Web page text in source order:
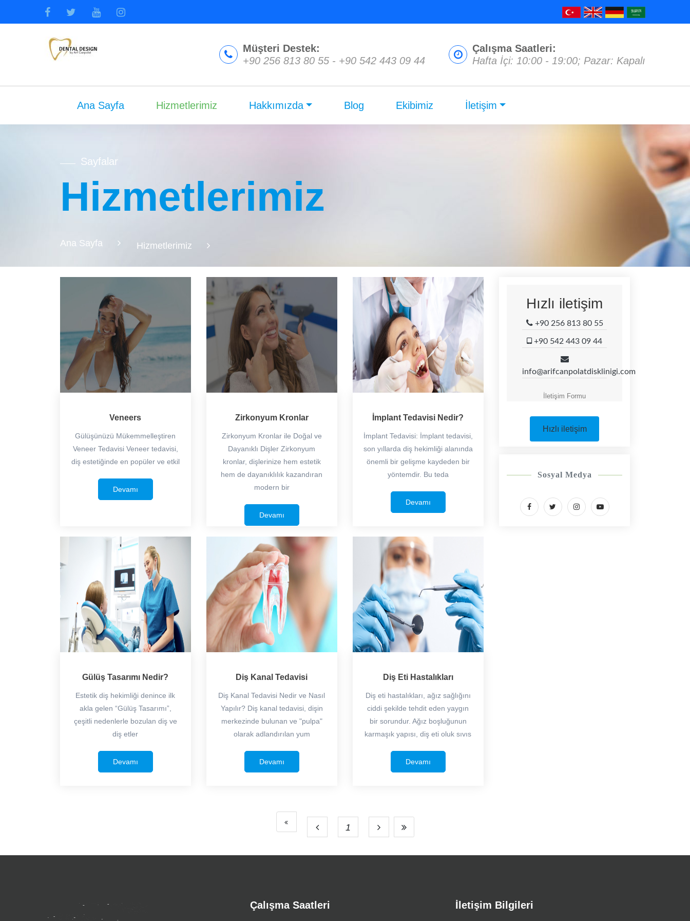
Müşteri Destek:
+90 256 813 80 55 - +90 542 443 09 44
Çalışma Saatleri:
Hafta İçi: 10:00 - 19:00; Pazar: Kapalı
Ana Sayfa Hizmetlerimiz Hakkımızda Blog Ekibimiz İletişim
Sayfalar
Hizmetlerimiz
Ana Sayfa Hizmetlerimiz
Veneers
Gülüşünüzü Mükemmelleştiren
Veneer Tedavisi Veneer tedavisi,
diş estetiğinde en popüler ve etkil
Devamı
Zirkonyum Kronlar
Zirkonyum Kronlar ile Doğal ve
Dayanıklı Dişler Zirkonyum
kronlar, dişlerinize hem estetik
hem de dayanıklılık kazandıran
modern bir
Devamı
İmplant Tedavisi Nedir?
İmplant Tedavisi: İmplant tedavisi,
son yıllarda diş hekimliği alanında
önemli bir gelişme kaydeden bir
yöntemdir. Bu teda
Devamı
Gülüş Tasarımı Nedir?
Estetik diş hekimliği denince ilk
akla gelen “Gülüş Tasarımı”,
çeşitli nedenlerle bozulan diş ve
diş etler
Devamı
Diş Kanal Tedavisi
Diş Kanal Tedavisi Nedir ve Nasıl
Yapılır? Diş kanal tedavisi, dişin
merkezinde bulunan ve "pulpa"
olarak adlandırılan yum
Devamı
Diş Eti Hastalıkları
Diş eti hastalıkları, ağız sağlığını
ciddi şekilde tehdit eden yaygın
bir sorundur. Ağız boşluğunun
karmaşık yapısı, diş eti oluk sıvıs
Devamı
Hızlı iletişim
+90 256 813 80 55
+90 542 443 09 44
info@arifcanpolatdisklinigi.com
İletişim Formu
Hızlı iletişim
Sosyal Medya
1
Çalışma Saatleri İletişim Bilgileri